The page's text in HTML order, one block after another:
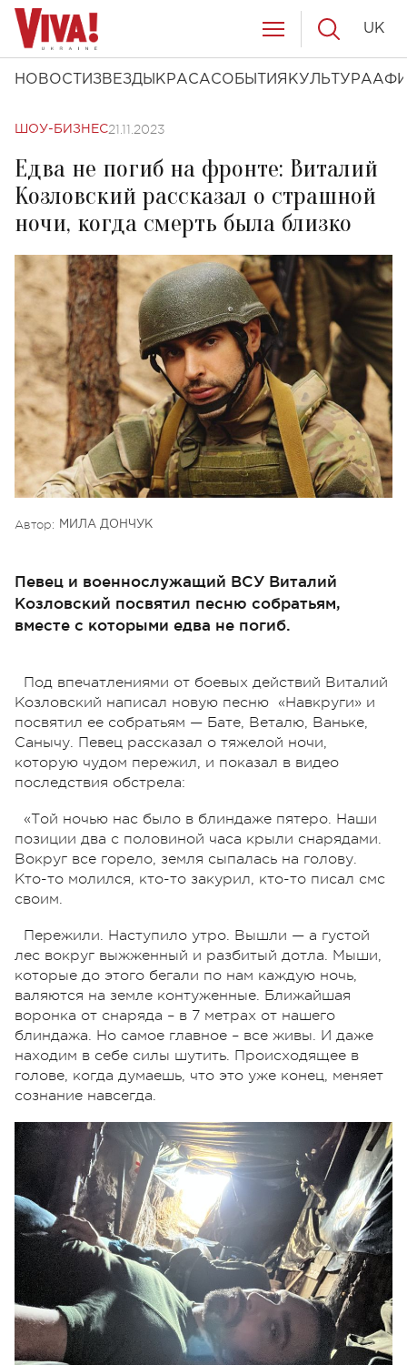
НОВОСТИ ЗВЕЗДЫ КРАСАСОБЫТИЯ КУЛЬТУРА
UK
ШОУ-БИЗНЕС21.11.2023
Едва не погиб на фронте: Виталий
Козловский рассказал о страшной
ночи, когда смерть была близко
Автор: МИЛА ДОНЧУК
Певец и военнослужащий ВСУ Виталий
Козловский посвятил песню собратьям,
вместе с которыми едва не погиб.
Под впечатлениями от боевых действий Виталий
Козловский написал новую песню «Навкруги» и
посвятил ее собратьям — Бате, Веталю, Ваньке,
Санычу. Певец рассказал о тяжелой ночи,
которую чудом пережил, и показал в видео
последствия обстрела:
«Той ночью нас было в блиндаже пятеро. Наши
позиции два с половиной часа крыли снарядами.
Вокруг все горело, земля сыпалась на голову.
Кто-то молился, кто-то закурил, кто-то писал смс
своим.
Пережили. Наступило утро. Вышли — а густой
лес вокруг выжженный и разбитый дотла. Мыши,
которые до этого бегали по нам каждую ночь,
валяются на земле контуженные. Ближайшая
воронка от снаряда – в 7 метрах от нашего
блиндажа. Но самое главное – все живы. И даже
находим в себе силы шутить. Происходящее в
голове, когда думаешь, что это уже конец, меняет
сознание навсегда.